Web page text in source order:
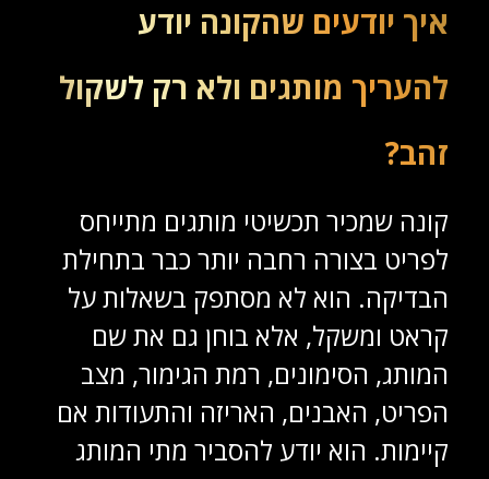
איך יודעים שהקונה יודע
להעריך מותגים ולא רק לשקול
זהב?
קונה שמכיר תכשיטי מותגים מתייחס
לפריט בצורה רחבה יותר כבר בתחילת
הבדיקה. הוא לא מסתפק בשאלות על
קראט ומשקל, אלא בוחן גם את שם
המותג, הסימונים, רמת הגימור, מצב
הפריט, האבנים, האריזה והתעודות אם
קיימות. הוא יודע להסביר מתי המותג